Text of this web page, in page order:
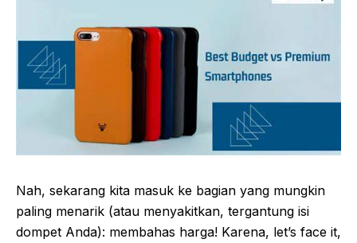
Nah, sekarang kita masuk ke bagian yang mungkin
paling menarik (atau menyakitkan, tergantung isi
dompet Anda): membahas harga! Karena, let’s face it,